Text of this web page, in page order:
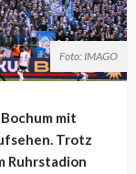
Foto: IMAGO
mit
Trotz
Ruhrstadion